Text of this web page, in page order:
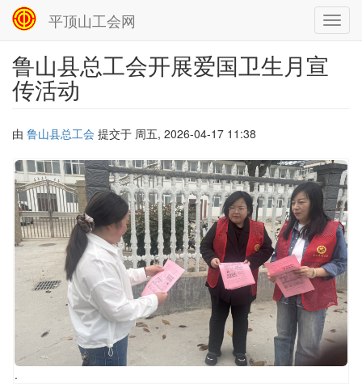
平顶山工会网
鲁山县总工会开展爱国卫生月宣
传活动
由 鲁山县总工会 提交于 周五, 2026-04-17 11:38
..